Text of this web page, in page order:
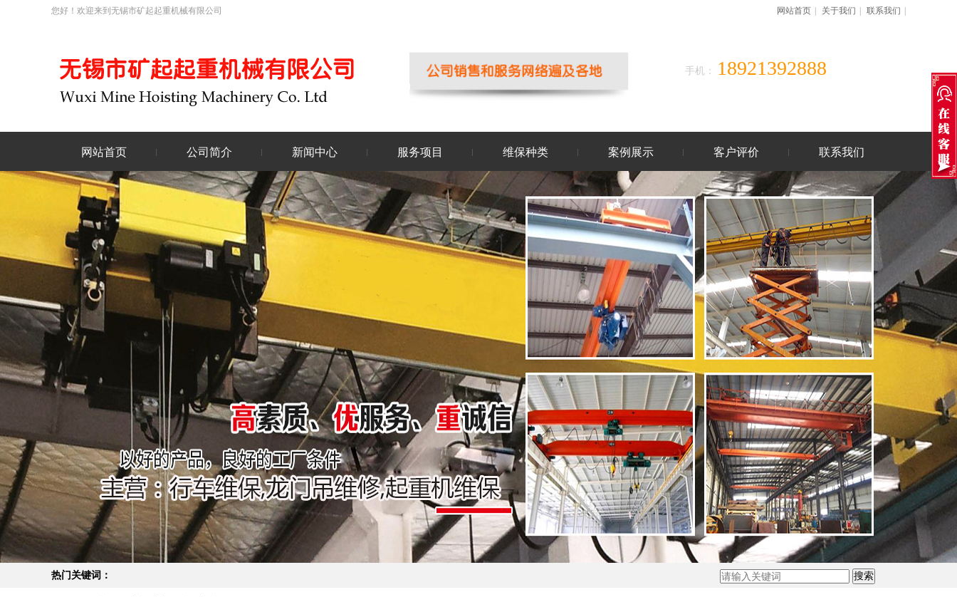
网站首页 关于我们 联系我们
您好！欢迎来到无锡市矿起起重机械有限公司
手机： 18921392888
网站首页 公司简介 新闻中心 服务项目 维保种类 案例展示 客户评价 联系我们
热门关键词：